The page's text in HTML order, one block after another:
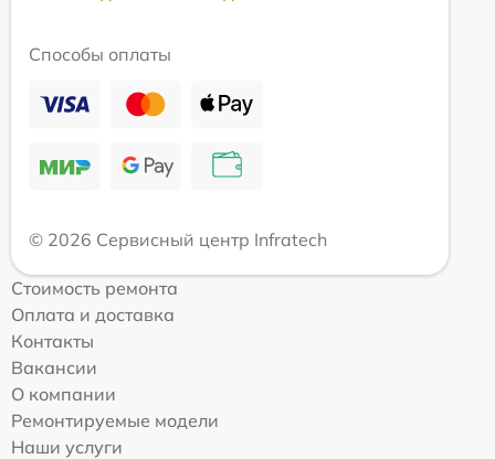
Способы оплаты
© 2026 Сервисный центр Infratech
Стоимость ремонта
Оплата и доставка
Контакты
Вакансии
О компании
Ремонтируемые модели
Наши услуги